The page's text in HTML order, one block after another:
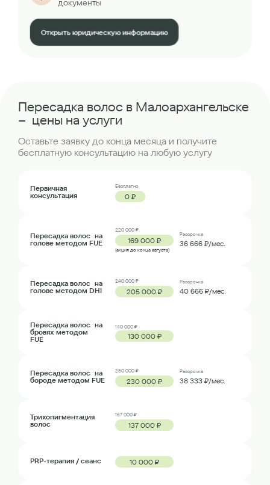
документы
Открыть юридическую информацию
Пересадка волос в Малоархангельске
– цены на услуги
Оставьте заявку до конца месяца и получите
бесплатную консультацию на любую услугу
Первичная
консультация
Бесплатно
0 ₽
Пересадка волос на
голове методом FUE
220 000 ₽
169 000 ₽
(акция до конца августа)
Рассрочка
36 666 ₽/мес.
Пересадка волос на
голове методом DHI
240 000 ₽
205 000 ₽
Рассрочка
40 666 ₽/мес.
Пересадка волос на
бровях методом
FUE
140 000 ₽
130 000 ₽
Пересадка волос на
бороде методом FUE
250 000 ₽
230 000 ₽
Рассрочка
38 333 ₽/мес.
Трихопигментация
волос
167 000 ₽
137 000 ₽
PRP-терапия / сеанс 10 000 ₽